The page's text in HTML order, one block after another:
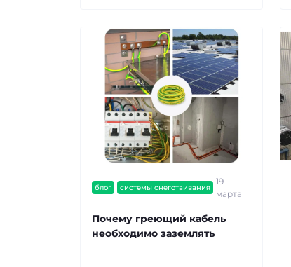
блог системы снеготаивания
19
марта
Почему греющий кабель
необходимо заземлять